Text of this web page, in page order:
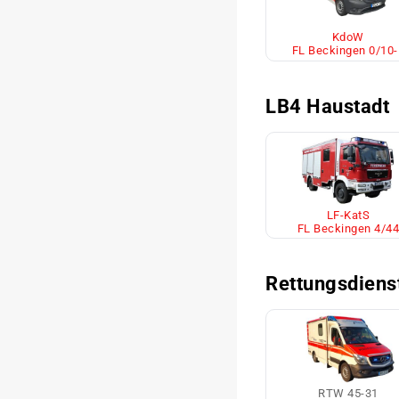
KdoW
FL Beckingen 0/
LB4 Haustadt
LF-KatS
FL Beckingen 4/44
RTW 45-31